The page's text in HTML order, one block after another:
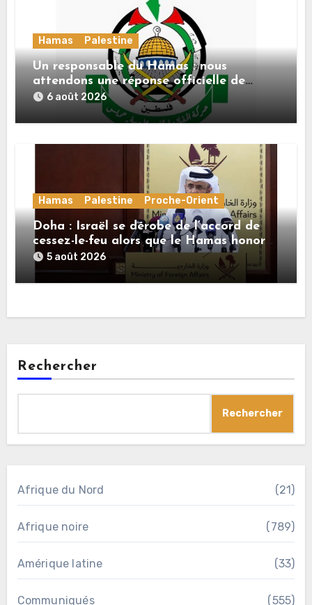
Hamas Palestine
Un responsable du Hamas : nous
attendons une réponse officielle de
Mladenov concernant la feuille de route
de la deuxième phase de l’accord
6 août 2026
Hamas Palestine Proche-Orient
Doha : Israël se dérobe de l’accord de
cessez-le-feu alors que le Hamas honore
ses engagements
5 août 2026
Rechercher
Rechercher
Afrique du Nord (21)
Afrique noire (789)
Amérique latine (33)
Communiqués (555)